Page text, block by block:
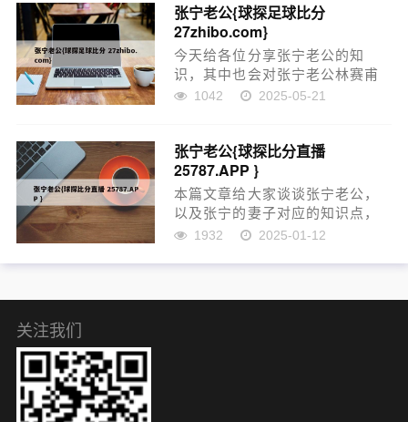
张宁老公{球探足球比分
27zhibo.com}
今天给各位分享张宁老公的知
识，其中也会对张宁老公林赛甫
的背景资料进行解释，如果能碰
目录一览： 1、张宁:两夺奥运女
单金牌,离婚又再婚,今47岁...
1042 2025-05-21
张宁老公{球探比分直播
25787.APP }
本篇文章给大家谈谈张宁老公，
以及张宁的妻子对应的知识点，
希望对各位有所帮助，不要忘了
1932 2025-01-12
关注我们